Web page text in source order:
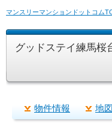
マンスリーマンションドットコム
グッドステイ練馬桜
物件情報 地図